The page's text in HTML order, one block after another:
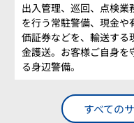
出入管理、巡回、点検業
を行う常駐警備、現金や
価証券などを、輸送する
金護送。お客様ご自身を
る身辺警備。
すべての